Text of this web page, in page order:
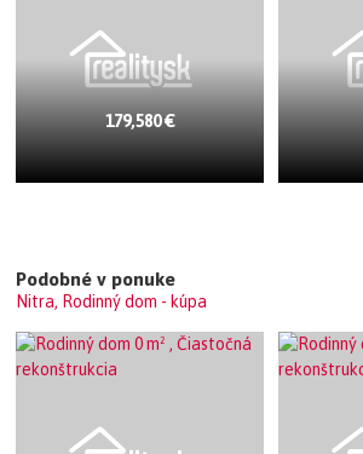
179,580 €
Podobné v ponuke
Nitra, Rodinný dom - kúpa